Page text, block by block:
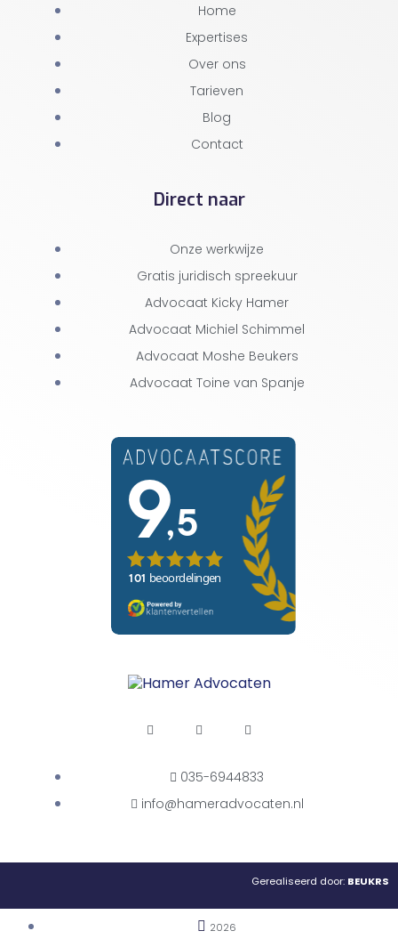
035-6944833
info@hameradvocaten.nl
Home
Expertises
Over ons
Tarieven
Blog
Contact
Direct naar
Onze werkwijze
Gratis juridisch spreekuur
Advocaat Kicky Hamer
Advocaat Michiel Schimmel
Advocaat Moshe Beukers
Advocaat Toine van Spanje
Gerealiseerd door: BEUKRS
2026